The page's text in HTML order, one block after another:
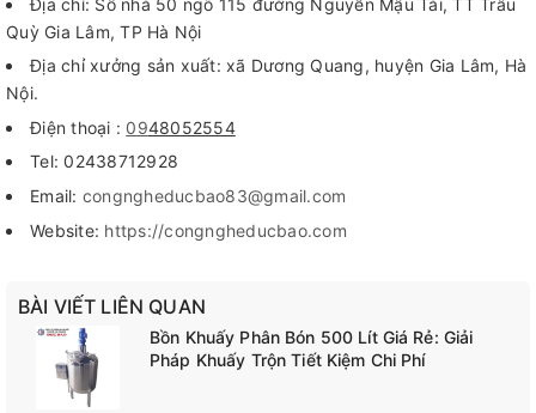
Quỳ Gia Lâm, TP Hà Nội
Địa chỉ xưởng sản xuất: xã Dương Quang, huyện Gia Lâm, Hà
Nội.
Điện thoại : 0948052554
Tel: 02438712928
Email: congngheducbao83@gmail.com
Website: https://congngheducbao.com
BÀI VIẾT LIÊN QUAN
Bồn Khuấy Phân Bón 500 Lít Giá Rẻ: Giải
Pháp Khuấy Trộn Tiết Kiệm Chi Phí